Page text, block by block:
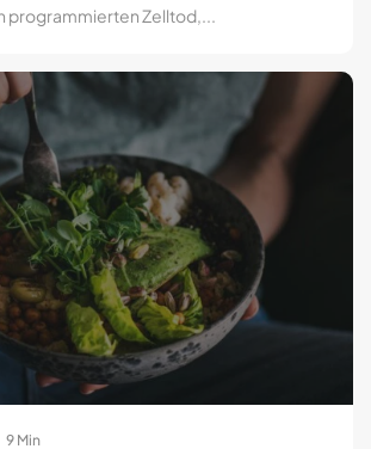
programmierten Zelltod,...
9 Min